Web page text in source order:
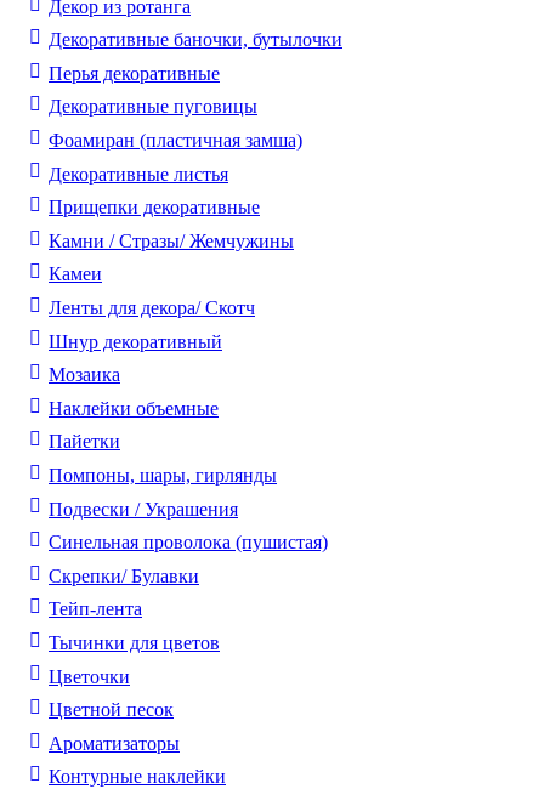
Декор из ротанга
Декоративные баночки, бутылочки
Перья декоративные
Декоративные пуговицы
Фоамиран (пластичная замша)
Декоративные листья
Прищепки декоративные
Камни / Cтразы/ Жемчужины
Камеи
Ленты для декора/ Скотч
Шнур декоративный
Мозаика
Наклейки объемные
Пайетки
Помпоны, шары, гирлянды
Подвески / Украшения
Синельная проволока (пушистая)
Скрепки/ Булавки
Тейп-лента
Тычинки для цветов
Цветочки
Цветной песок
Ароматизаторы
Контурные наклейки